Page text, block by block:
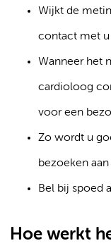
Wijkt de
contact met
Wanneer het
cardioloog
voor een
Zo wordt u
bezoeken aan
Bel bij spoed
Hoe werkt